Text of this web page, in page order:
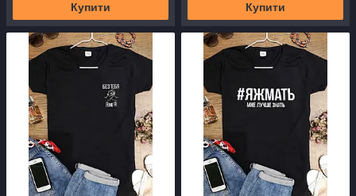
Купити Купити